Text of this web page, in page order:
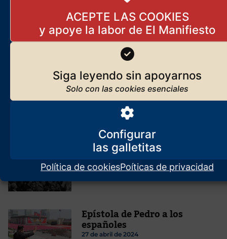
ACEPTE LAS COOKIES
Siga leyendo sin apoyarnos
Configurar
Política de cookiesPoíticas de privacidad
Vencer en Lepanto fue tanto
como derrotar hoy la
invasión islámica
6 de diciembre de 2025
Europa estará muerta en 20 años
7 de marzo de 2019
El hombre masa y el hombre
solo
13 de abril de 2025
Epístola de Pedro a los
españoles
27 de abril de 2024